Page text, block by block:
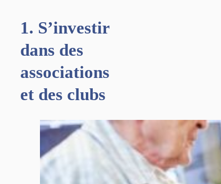
1. S’investir
dans des
associations
et des clubs